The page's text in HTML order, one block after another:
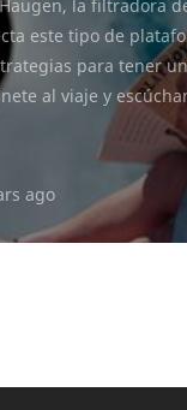
la filtradora
este tipo de
para tener
al viaje y
ago